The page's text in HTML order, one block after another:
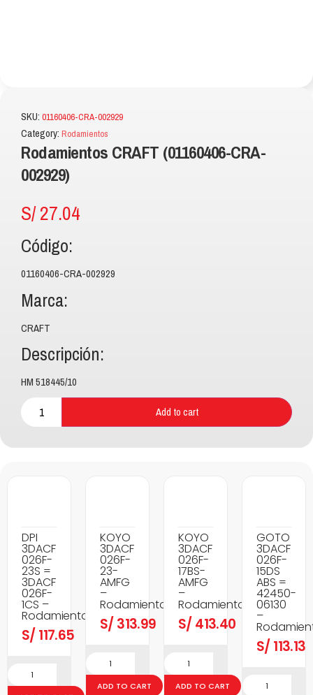
SKU: 01160406-CRA-002929
Category: Rodamientos
Rodamientos CRAFT (01160406-CRA-
002929)
S/27.04
Código:
01160406-CRA-002929
Marca:
CRAFT
Descripción:
HM 518445/10
Add to cart
DPI
3DACF
026F-
23S =
3DACF
026F-
1CS –
Rodamientos
S/ 117.65
KOYO
3DACF
026F-
23-
AMFG
–
Rodamientos
S/ 313.99
ADD TO CART
KOYO
3DACF
026F-
17BS-
AMFG
–
Rodamientos
S/ 413.40
ADD TO CART
GOTO
3DACF
026F-
15DS
ABS =
42450-
06130
–
S/ 113.13